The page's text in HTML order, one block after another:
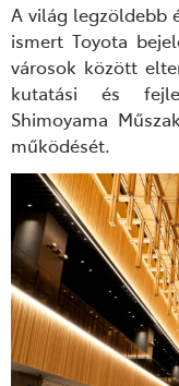
A világ legzöldebb
ismert Toyota
városok között
kutatási és
Shimoyama
működését.